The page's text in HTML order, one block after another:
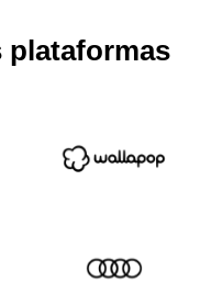
plataformas